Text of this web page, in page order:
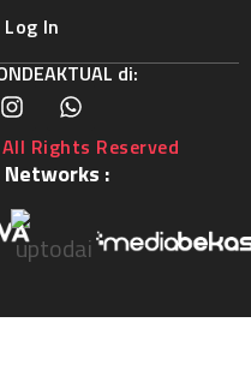
Log In
di:
Rights Reserved
Networks :